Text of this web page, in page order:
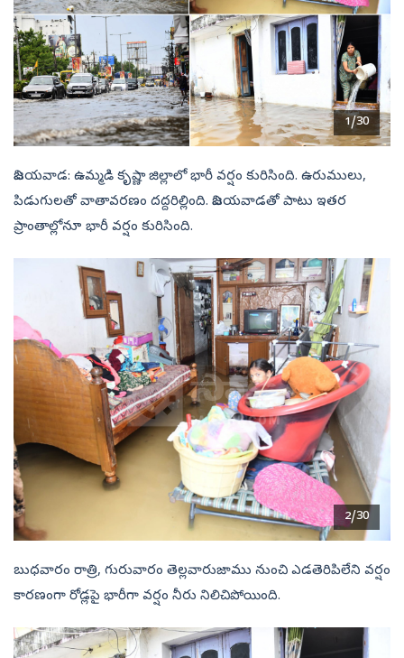
1/30
విజయవాడ: ఉమ్మడి కృష్ణా జిల్లాలో భారీ వర్షం కురిసింది. ఉరుములు,
పిడుగులతో వాతావరణం దద్దరిల్లింది. విజయవాడతో పాటు ఇతర
ప్రాంతాల్లోనూ భారీ వర్షం కురిసింది.
2/30
బుధవారం రాత్రి, గురువారం తెల్లవారుజాము నుంచి ఎడతెరిపిలేని వర్షం
కారణంగా రోడ్లపై భారీగా వర్షం నీరు నిలిచిపోయింది.